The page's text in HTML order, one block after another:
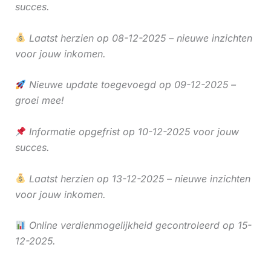
succes.
Laatst herzien op 08-12-2025 – nieuwe inzichten
voor jouw inkomen.
Nieuwe update toegevoegd op 09-12-2025 –
groei mee!
Informatie opgefrist op 10-12-2025 voor jouw
succes.
Laatst herzien op 13-12-2025 – nieuwe inzichten
voor jouw inkomen.
Online verdienmogelijkheid gecontroleerd op 15-
12-2025.